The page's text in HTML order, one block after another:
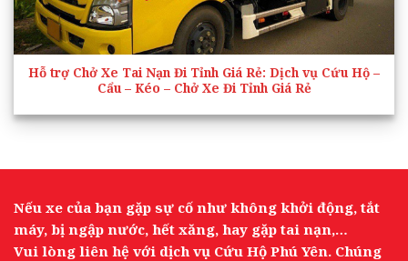
Hỗ trợ Chở Xe Tai Nạn Đi Tỉnh Giá Rẻ: Dịch vụ Cứu Hộ –
Cẩu – Kéo – Chở Xe Đi Tỉnh Giá Rẻ
Nếu xe của bạn gặp sự cố như không khởi động, tắt
máy, bị ngập nước, hết xăng, hay gặp tai nạn,…
Vui lòng liên hệ với dịch vụ Cứu Hộ Phú Yên. Chúng